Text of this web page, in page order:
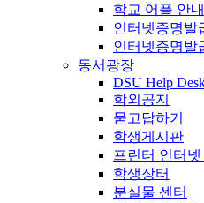
학교 어플 안내
인터넷증명발
인터넷증명발
동서광장
DSU Help
학외공지
묻고답하기
학생게시판
프린터 인터넷
학생장터
분실물 센터